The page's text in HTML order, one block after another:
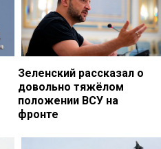
Зеленский рассказал о
довольно тяжёлом
положении ВСУ на
фронте